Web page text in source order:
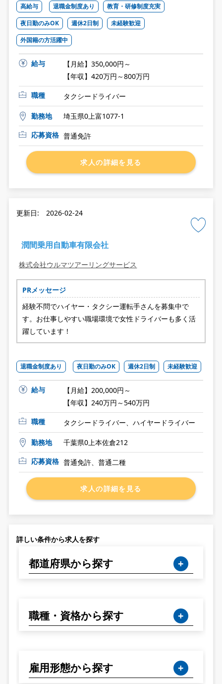
高給与 退職金制度あり
教育・研修制度充実
夜日勤のみOK
週休2日制
未経験歓迎
外国籍の方活躍中
給与
【月給】350,000円～
【年収】420万円～800万円
職種
タクシードライバー
勤務地
埼玉県0上富1077-1
応募資格 普通免許
求人の詳細を見る
更新日: 2026-02-24
潤間乗用自動車有限会社
株式会社ウルマツアーリングサービス
PRメッセージ
経験不問でハイヤー・タクシー運転手さんを募集中で
す。お仕事しやすい職場環境で女性ドライバーも多く活
躍しています！
退職金制度あり 夜日勤のみOK 週休2日制 未経験歓迎
給与
【月給】200,000円～
【年収】240万円～540万円
職種
タクシードライバー、ハイヤードライバー
勤務地
千葉県0上本佐倉212
応募資格 普通免許、普通二種
求人の詳細を見る
詳しい条件から求人を探す
都道府県から探す
職種・資格から探す
雇用形態から探す